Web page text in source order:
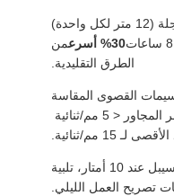
الإنتاجية: متوسط 45-50 عجلة (12 متر لكل واحدة)
30% أسرع
من
الطرق التقليدية.
القصوى المقاسة
عند 5 أمتار من أساس الجسر المجاور < 5 مم/ثنائية ‬
15 مم/ثنائية.
مستوى الضوضاء: 78 ≈ 82 ديسيبل عند 10 أمتار، تلبية
تصريح العمل الليلي.